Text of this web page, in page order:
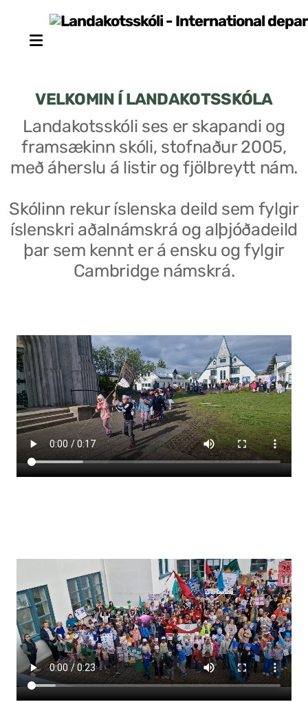
VELKOMIN Í LANDAKOTSSKÓLA
Landakotsskóli ses er skapandi og
framsækinn skóli, stofnaður 2005,
með áherslu á listir og fjölbreytt nám.
Skólinn rekur íslenska deild sem fylgir
íslenskri aðalnámskrá og alþjóðadeild
þar sem kennt er á ensku og fylgir
Cambridge námskrá.
Stjórn sjálfseignarstofnunar
Skólaráð
Fundargerðir skólaráðs
Stjórnendateymi
Skólareglur
Starfsáætlun
Frístund
Upplýsingar um innritun
Námsmat
Læsi
Lestrarheftin
Náms- og kennsluáætlanir
Námsráðgjafi